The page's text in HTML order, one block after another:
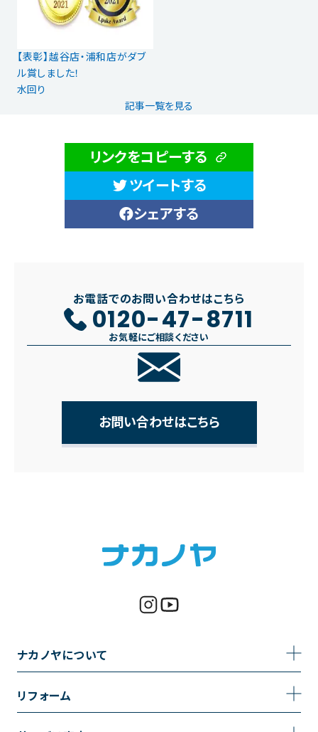
【表彰】越谷店・浦和店がダブ
ル賞しました！
水回り
記事一覧を見る
リンクをコピーする
ツイートする
シェアする
お電話でのお問い合わせはこちら
0120-47-8711
お気軽にご相談ください
お問い合わせはこちら
ナカノヤについて
事業内容
リフォーム
トイレのリフォーム